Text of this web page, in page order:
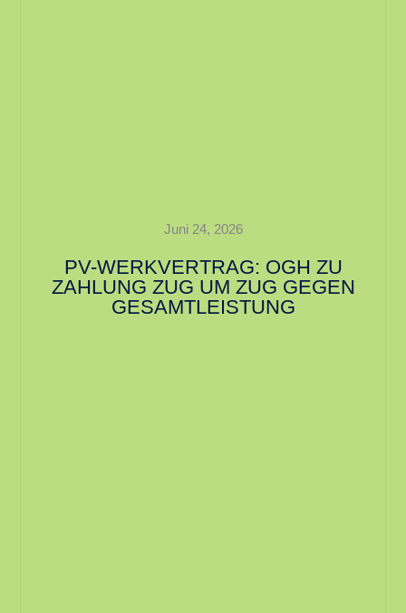
Juni 24, 2026
PV-WERKVERTRAG: OGH ZU
ZAHLUNG ZUG UM ZUG GEGEN
GESAMTLEISTUNG